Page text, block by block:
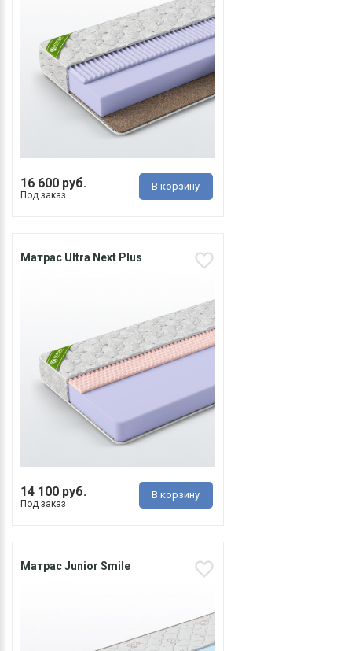
16 600 руб.
Под заказ
В корзину
Матрас Ultra Next Plus
14 100 руб.
Под заказ
В корзину
Матрас Junior Smile